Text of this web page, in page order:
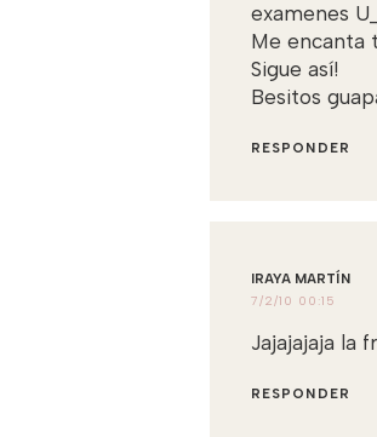
examenes
Me encanta
Sigue así!
Besitos
RESPONDER
IRAYA MARTÍN
7/2/10 00:15
Jajajajaja la
RESPONDER